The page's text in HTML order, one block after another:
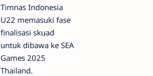
Timnas Indonesia
U22 memasuki fase
finalisasi skuad
untuk dibawa ke SEA
Games 2025
Thailand.